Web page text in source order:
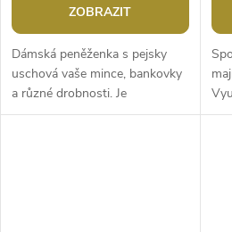
ZOBRAZIT
Dámská peněženka s pejsky
uschová vaše mince, bankovky
a různé drobnosti. Je
dostatečně prostorná,